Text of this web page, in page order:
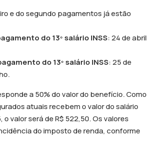
e do segundo pagamentos já estão
do 13º salário INSS: 24 de abril
do 13º salário INSS: 25 de
a 50% do valor do benefício. Como
atuais recebem o valor do salário
o valor será de R$ 522,50. Os valores
do imposto de renda, conforme